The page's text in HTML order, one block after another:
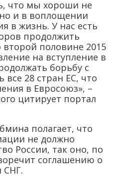
что мы хороши не
и в воплощении
в жизнь. У нас есть
продолжить
половине 2015
на вступление в
борьбу с
все 28 стран ЕС, что
в Евросоюз», –
цитирует портал
полагает, что
не должно
России, так оно, по
соглашению о
СНГ.